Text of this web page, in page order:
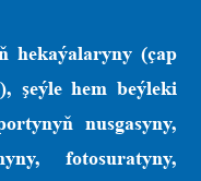
hekaýalaryny (çap
şeýle hem beýleki
nusgasyny,
fotosuratyny,